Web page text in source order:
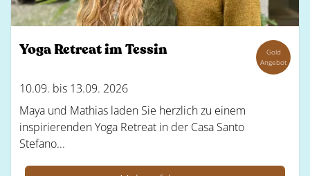
Yoga Retreat im Tessin
Gold
Angebot
10.09. bis 13.09. 2026
Maya und Mathias laden Sie herzlich zu einem
inspirierenden Yoga Retreat in der Casa Santo
Stefano...